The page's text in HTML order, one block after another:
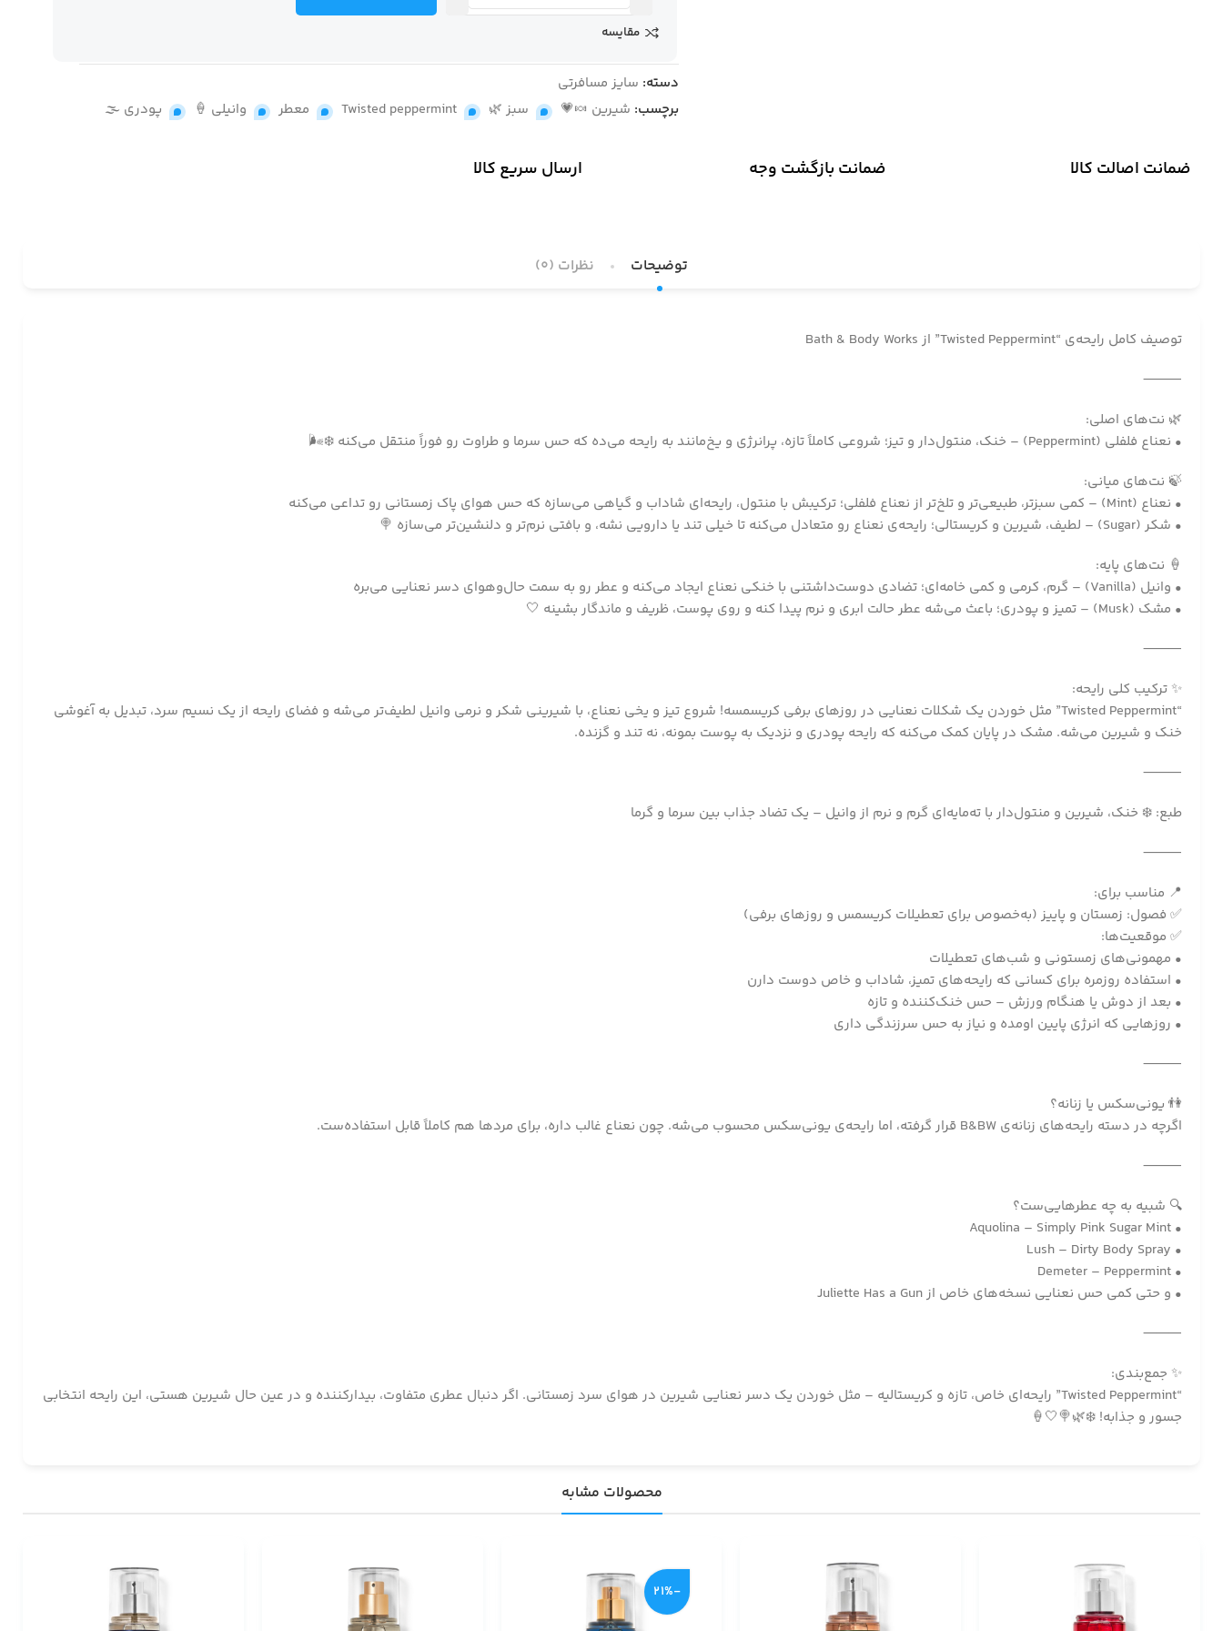
مقایسه
دسته: سایز مسافرتی
برچسب: شیرین 🍬💗 , سبز 🌿 ,
Twisted peppermint
, معطر , وانیلی 🍦 , پودری 🌫
ضمانت اصالت کالا ضمانت بازگشت وجه ارسال سریع کالا
توضیحات نظرات (0)
توصیف کامل رایحه‌ی “Twisted Peppermint” از Bath & Body Works
⸻
🌿 نت‌های اصلی:
• نعناع فلفلی (Peppermint) – خنک، منتول‌دار و تیز؛ شروعی کاملاً تازه، پرانرژی و یخ‌مانند به رایحه می‌ده که حس سرما و طراوت رو فوراً منتقل می‌کنه ❄️🌬️
🍃 نت‌های میانی:
• نعناع (Mint) – کمی سبزتر، طبیعی‌تر و تلخ‌تر از نعناع فلفلی؛ ترکیبش با منتول، رایحه‌ای شاداب و گیاهی می‌سازه که حس هوای پاک زمستانی رو تداعی می‌کنه
• شکر (Sugar) – لطیف، شیرین و کریستالی؛ رایحه‌ی نعناع رو متعادل می‌کنه تا خیلی تند یا دارویی نشه، و بافتی نرم‌تر و دلنشین‌تر می‌سازه 🍭
🍦 نت‌های پایه:
• وانیل (Vanilla) – گرم، کرمی و کمی خامه‌ای؛ تضادی دوست‌داشتنی با خنکی نعناع ایجاد می‌کنه و عطر رو به سمت حال‌و‌هوای دسر نعنایی می‌بره
• مشک (Musk) – تمیز و پودری؛ باعث می‌شه عطر حالت ابری و نرم پیدا کنه و روی پوست، ظریف و ماندگار بشینه 🤍
⸻
✨ ترکیب کلی رایحه:
“Twisted Peppermint” مثل خوردن یک شکلات نعنایی در روزهای برفی کریسمسه! شروع تیز و یخی نعناع، با شیرینی شکر و نرمی وانیل لطیف‌تر می‌شه و فضای رایحه از یک نسیم سرد، تبدیل به آغوشی
خنک و شیرین می‌شه. مشک در پایان کمک می‌کنه که رایحه پودری و نزدیک به پوست بمونه، نه تند و گزنده.
⸻
طبع: ❄️ خنک، شیرین و منتول‌دار با ته‌مایه‌ای گرم و نرم از وانیل – یک تضاد جذاب بین سرما و گرما
⸻
📍 مناسب برای:
✅ فصول: زمستان و پاییز (به‌خصوص برای تعطیلات کریسمس و روزهای برفی)
✅ موقعیت‌ها:
• مهمونی‌های زمستونی و شب‌های تعطیلات
• استفاده روزمره برای کسانی که رایحه‌های تمیز، شاداب و خاص دوست دارن
• بعد از دوش یا هنگام ورزش – حس خنک‌کننده و تازه
• روزهایی که انرژی پایین اومده و نیاز به حس سرزندگی داری
⸻
👫 یونی‌سکس یا زنانه؟
اگرچه در دسته رایحه‌های زنانه‌ی B&BW قرار گرفته، اما رایحه‌ی یونی‌سکس محسوب می‌شه. چون نعناع غالب داره، برای مردها هم کاملاً قابل استفاده‌ست.
⸻
🔍 شبیه به چه عطرهایی‌ست؟
• Aquolina – Simply Pink Sugar Mint
• Lush – Dirty Body Spray
• Demeter – Peppermint
• و حتی کمی حس نعنایی نسخه‌های خاص از Juliette Has a Gun
⸻
✨ جمع‌بندی:
“Twisted Peppermint” رایحه‌ای خاص، تازه و کریستالیه – مثل خوردن یک دسر نعنایی شیرین در هوای سرد زمستانی. اگر دنبال عطری متفاوت، بیدارکننده و در عین حال شیرین هستی، این رایحه انتخابی
جسور و جذابه! ❄️🌿🍭🤍🍦
محصولات مشابه
-21%